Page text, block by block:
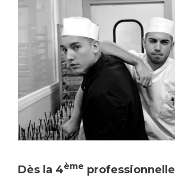
Dès la 4ème professionnelle